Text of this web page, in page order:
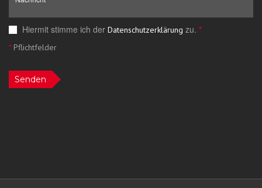
Hiermit stimme ich der Datenschutzerklärung zu. *
*Pflichtfelder
Senden